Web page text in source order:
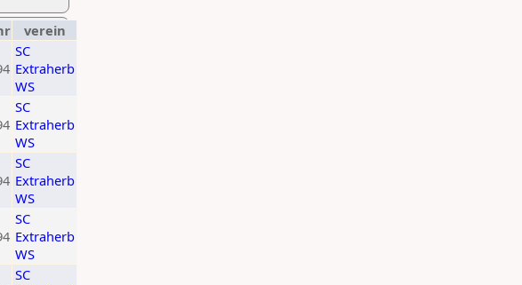
verein
SC
Extraherb
WS
SC
Extraherb
WS
SC
Extraherb
WS
SC
Extraherb
WS
SC